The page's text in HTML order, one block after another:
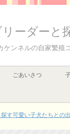
ーダーと
ケンネルの自家繁殖
ごあいさつ
す可愛い子犬たちとの